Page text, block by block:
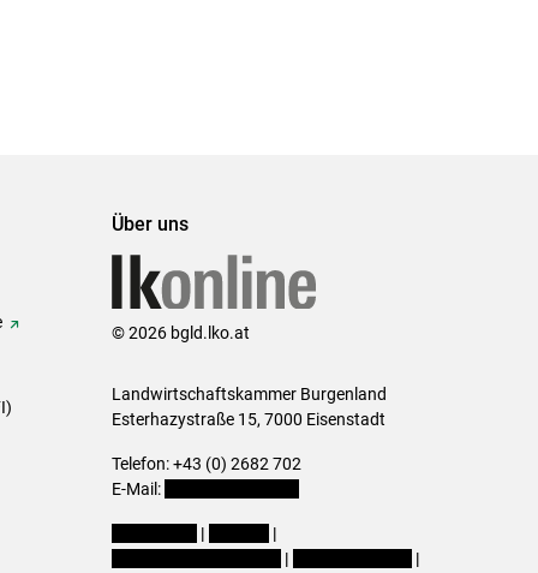
Über uns
© 2026 bgld.lko.at
Landwirtschaftskammer Burgenland
Esterhazystraße 15, 7000 Eisenstadt
Telefon: +43 (0) 2682 702
E-Mail:
|
|
| |